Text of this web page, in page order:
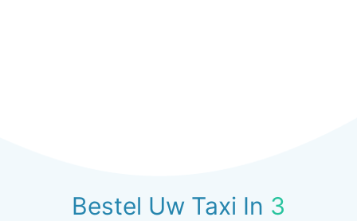
Bestel Uw Taxi In 3